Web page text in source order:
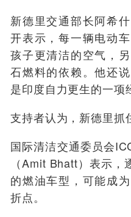
新德里交通部长阿希
开表示，每一辆电动
孩子更清洁的空气，
石燃料的依赖。他还
是印度自力更生的一项
支持者认为，新德里抓
国际清洁交通委员会
（Amit Bhatt）表示，
的燃油车型，可能成
折点。